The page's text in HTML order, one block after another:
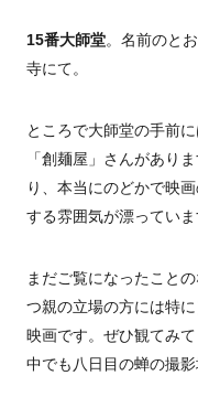
15番大師堂。名前のと
寺にて。
ところで大師堂の手前
「創麺屋」さんがあり
り、本当にのどかで映
する雰囲気が漂っていま
まだご覧になったこと
つ親の立場の方には特
映画です。ぜひ観てみ
中でも八日目の蝉の撮